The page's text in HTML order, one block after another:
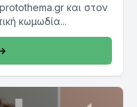
και στον
κωμωδία...